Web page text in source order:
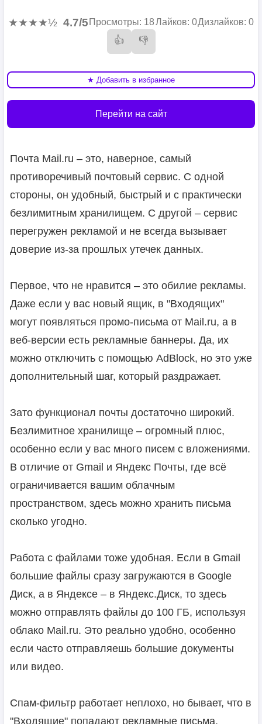
★★★★½ 4.7/5 Просмотры: 18Лайков: 0Дизлайков: 0
👍 👎
★ Добавить в избранное
Перейти на сайт
Почта Mail.ru – это, наверное, самый
противоречивый почтовый сервис. С одной
стороны, он удобный, быстрый и с практически
безлимитным хранилищем. С другой – сервис
перегружен рекламой и не всегда вызывает
доверие из-за прошлых утечек данных.
Первое, что не нравится – это обилие рекламы.
Даже если у вас новый ящик, в "Входящих"
могут появляться промо-письма от Mail.ru, а в
веб-версии есть рекламные баннеры. Да, их
можно отключить с помощью AdBlock, но это уже
дополнительный шаг, который раздражает.
Зато функционал почты достаточно широкий.
Безлимитное хранилище – огромный плюс,
особенно если у вас много писем с вложениями.
В отличие от Gmail и Яндекс Почты, где всё
ограничивается вашим облачным
пространством, здесь можно хранить письма
сколько угодно.
Работа с файлами тоже удобная. Если в Gmail
большие файлы сразу загружаются в Google
Диск, а в Яндексе – в Яндекс.Диск, то здесь
можно отправлять файлы до 100 ГБ, используя
облако Mail.ru. Это реально удобно, особенно
если часто отправляешь большие документы
или видео.
Спам-фильтр работает неплохо, но бывает, что в
"Входящие" попадают рекламные письма,